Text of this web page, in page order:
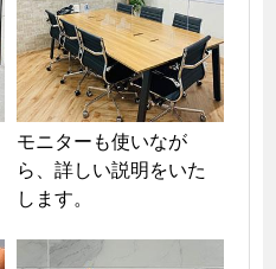
モニターも使いなが
ら、詳しい説明をいた
します。